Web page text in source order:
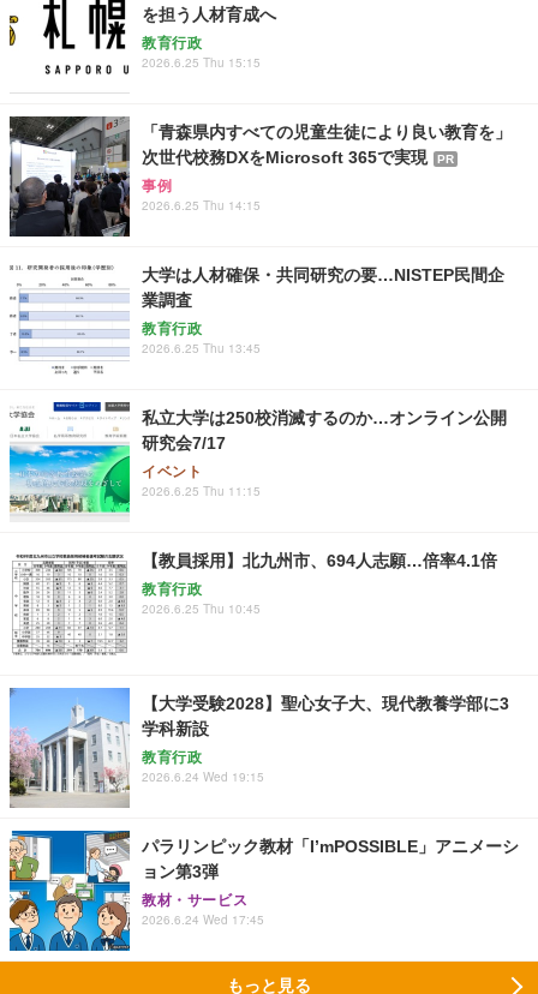
を担う人材育成へ
教育行政
2026.6.25 Thu 15:15
「青森県内すべての児童生徒により良い教育を」
次世代校務DXをMicrosoft 365で実現
PR
事例
2026.6.25 Thu 14:15
大学は人材確保・共同研究の要…NISTEP民間企
業調査
教育行政
2026.6.25 Thu 13:45
私立大学は250校消滅するのか…オンライン公開
研究会7/17
イベント
2026.6.25 Thu 11:15
【教員採用】北九州市、694人志願…倍率4.1倍
教育行政
2026.6.25 Thu 10:45
【大学受験2028】聖心女子大、現代教養学部に3
学科新設
教育行政
2026.6.24 Wed 19:15
パラリンピック教材「I’mPOSSIBLE」アニメーシ
ョン第3弾
教材・サービス
2026.6.24 Wed 17:45
もっと見る